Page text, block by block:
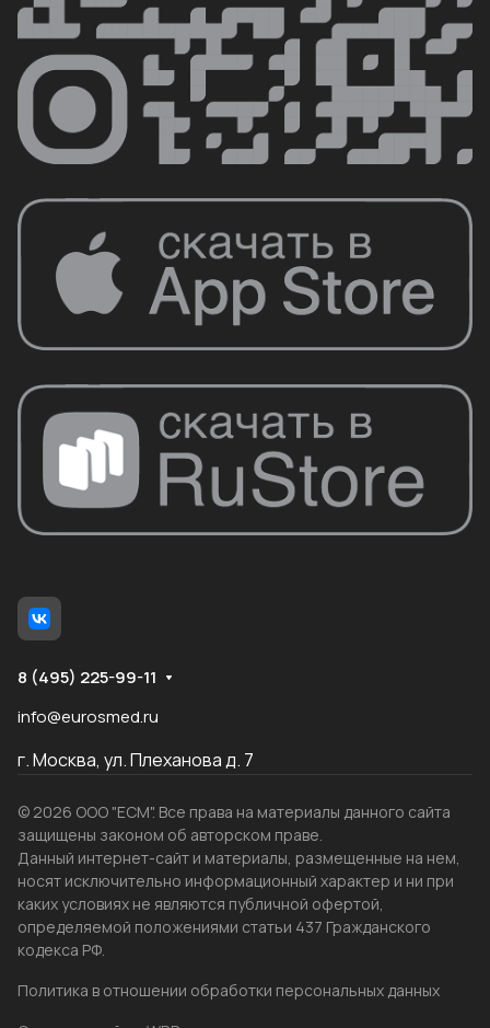
8 (495) 225-99-11
info@eurosmed.ru
г. Москва, ул. Плеханова д. 7
© 2026 ООО "ЕСМ". Все права на материалы данного сайта
защищены законом об авторском праве.
Данный интернет-сайт и материалы, размещенные на нем,
носят исключительно информационный характер и ни при
каких условиях не являются публичной офертой,
определяемой положениями статьи 437 Гражданского
кодекса РФ.
Политика в отношении обработки персональных данных